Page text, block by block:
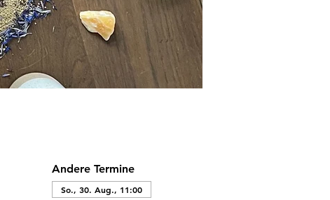
Andere Termine
So., 30. Aug., 11:00